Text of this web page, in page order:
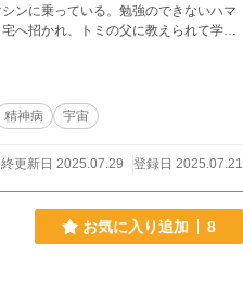
ンに乗っている。勉強のできないハマ
へ招かれ、トミの父に教えられて学ぶ
女もハマオと同じく、離婚した家庭の
精神病 宇宙
更新日 2025.07.29 登録日 2025.07.21
お気に入り追加 8